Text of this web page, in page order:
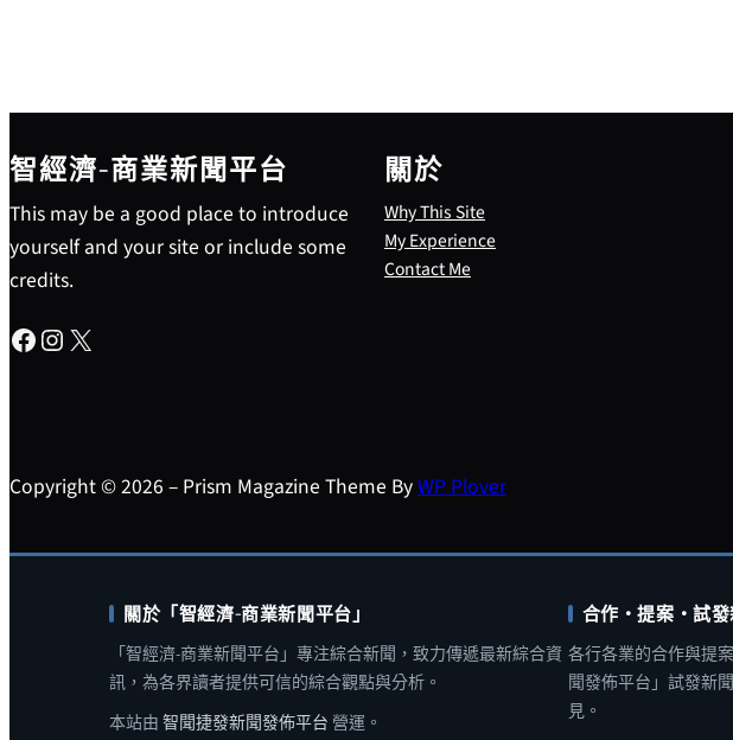
智經濟-商業新聞平台
This may be a good place to introduce
yourself and your site or include some
credits.
Facebook Instagram X
關於
Why This Site
My Experience
Contact Me
Copyright © 2026 – Prism Magazine Theme ByWP Plover
關於「智經濟-商業新聞平台」
「智經濟-商業新聞平台」專注綜合新聞，致力傳遞最新綜合資
訊，為各界讀者提供可信的綜合觀點與分析。
本站由 智聞捷發新聞發佈平台 營運。
合作・提案・試
各行各業的合作與提
聞發佈平台」試發新
見。